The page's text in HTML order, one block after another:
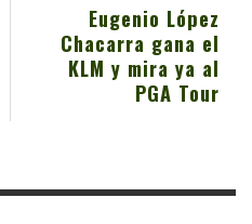
Eugenio López
Chacarra gana el
KLM y mira ya al
PGA Tour